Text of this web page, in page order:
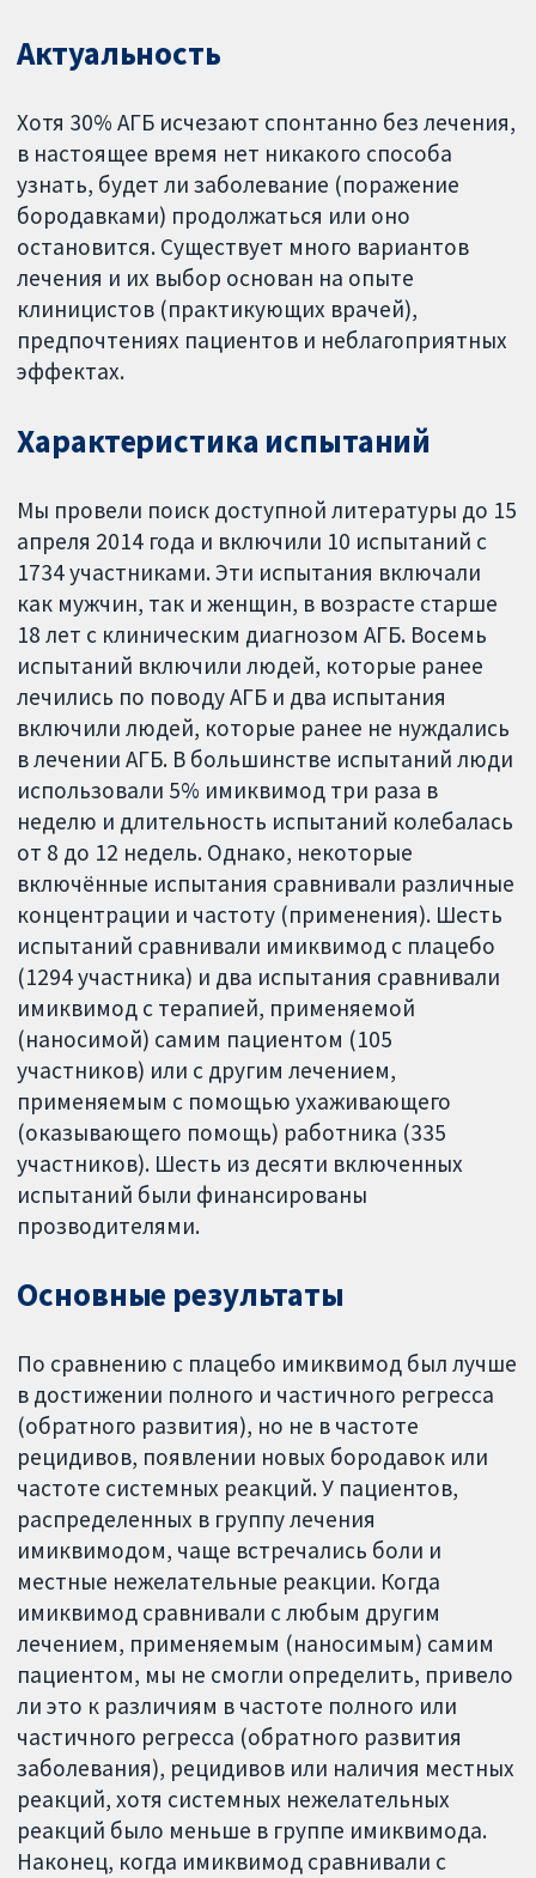
Актуальность
Хотя 30% АГБ исчезают спонтанно без лечения,
в настоящее время нет никакого способа
узнать, будет ли заболевание (поражение
бородавками) продолжаться или оно
остановится. Существует много вариантов
лечения и их выбор основан на опыте
клиницистов (практикующих врачей),
предпочтениях пациентов и неблагоприятных
эффектах.
Характеристика испытаний
Мы провели поиск доступной литературы до 15
апреля 2014 года и включили 10 испытаний с
1734 участниками. Эти испытания включали
как мужчин, так и женщин, в возрасте старше
18 лет с клиническим диагнозом АГБ. Восемь
испытаний включили людей, которые ранее
лечились по поводу АГБ и два испытания
включили людей, которые ранее не нуждались
в лечении АГБ. В большинстве испытаний люди
использовали 5% имиквимод три раза в
неделю и длительность испытаний колебалась
от 8 до 12 недель. Однако, некоторые
включённые испытания сравнивали различные
концентрации и частоту (применения). Шесть
испытаний сравнивали имиквимод с плацебо
(1294 участника) и два испытания сравнивали
имиквимод с терапией, применяемой
(наносимой) самим пациентом (105
участников) или с другим лечением,
применяемым с помощью ухаживающего
(оказывающего помощь) работника (335
участников). Шесть из десяти включенных
испытаний были финансированы
прозводителями.
Основные результаты
По сравнению с плацебо имиквимод был лучше
в достижении полного и частичного регресса
(обратного развития), но не в частоте
рецидивов, появлении новых бородавок или
частоте системных реакций. У пациентов,
распределенных в группу лечения
имиквимодом, чаще встречались боли и
местные нежелательные реакции. Когда
имиквимод сравнивали с любым другим
лечением, применяемым (наносимым) самим
пациентом, мы не смогли определить, привело
ли это к различиям в частоте полного или
частичного регресса (обратного развития
заболевания), рецидивов или наличия местных
реакций, хотя системных нежелательных
реакций было меньше в группе имиквимода.
Наконец, когда имиквимод сравнивали с